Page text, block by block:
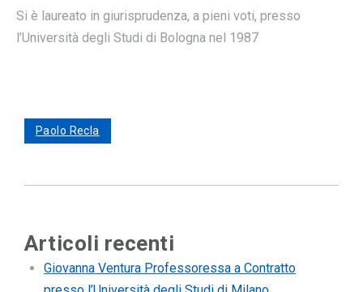
Si è laureato in giurisprudenza, a pieni voti, presso
l’Università degli Studi di Bologna nel 1987
Paolo Recla
Articoli recenti
Giovanna Ventura Professoressa a Contratto